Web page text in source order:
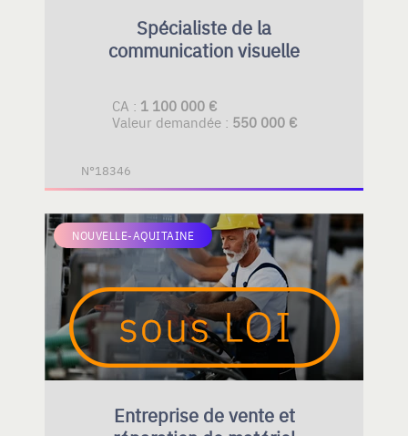
Spécialiste de la
communication visuelle
CA : 1 100 000 €
Valeur demandée : 550 000 €
N°18346
NOUVELLE-AQUITAINE
Entreprise de vente et